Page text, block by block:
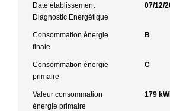
Date établissement
Diagnostic Energétique
07/12/
Consommation énergie
finale
B
Consommation énergie
primaire
C
Valeur consommation
énergie primaire
179